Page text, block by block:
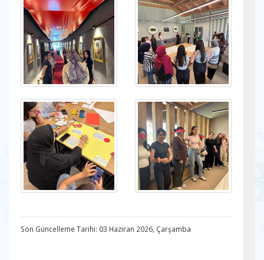
Son Güncelleme Tarihi: 03 Haziran 2026, Çarşamba